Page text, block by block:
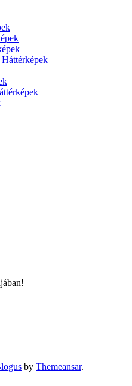
by Themeansar.